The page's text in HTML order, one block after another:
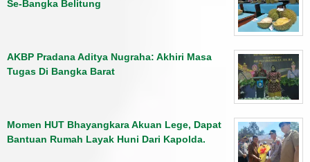
Se-Bangka Belitung
AKBP Pradana Aditya Nugraha: Akhiri Masa
Tugas Di Bangka Barat
Momen HUT Bhayangkara Akuan Lege, Dapat
Bantuan Rumah Layak Huni Dari Kapolda.